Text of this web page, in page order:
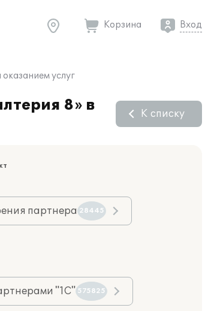
Корзина Вход
услуг
8» в
К списку
партнера 28445
"1С" 575825